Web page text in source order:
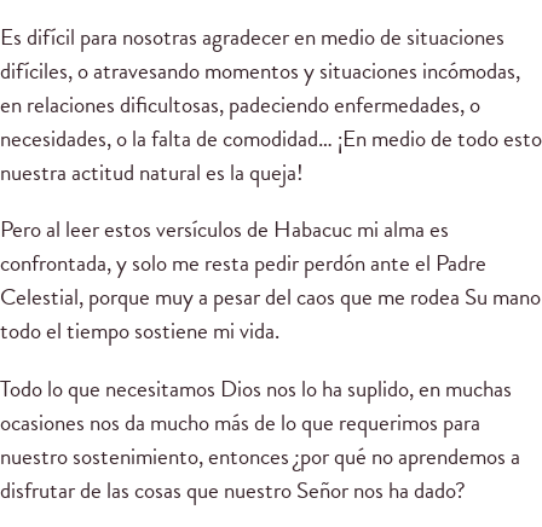
Es difícil para nosotras agradecer en medio de situaciones
difíciles, o atravesando momentos y situaciones incómodas,
en relaciones dificultosas, padeciendo enfermedades, o
necesidades, o la falta de comodidad… ¡En medio de todo esto
nuestra actitud natural es la queja!
Pero al leer estos versículos de Habacuc mi alma es
confrontada, y solo me resta pedir perdón ante el Padre
Celestial, porque muy a pesar del caos que me rodea Su mano
todo el tiempo sostiene mi vida.
Todo lo que necesitamos Dios nos lo ha suplido, en muchas
ocasiones nos da mucho más de lo que requerimos para
nuestro sostenimiento, entonces ¿por qué no aprendemos a
disfrutar de las cosas que nuestro Señor nos ha dado?